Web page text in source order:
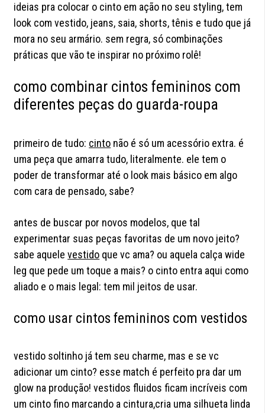
ideias pra colocar o cinto em ação no seu styling, tem
look com vestido, jeans, saia, shorts, tênis e tudo que já
mora no seu armário. sem regra, só combinações
práticas que vão te inspirar no próximo rolê!
como combinar cintos femininos com
diferentes peças do guarda-roupa
primeiro de tudo: cinto não é só um acessório extra. é
uma peça que amarra tudo, literalmente. ele tem o
poder de transformar até o look mais básico em algo
com cara de pensado, sabe?
antes de buscar por novos modelos, que tal
experimentar suas peças favoritas de um novo jeito?
sabe aquelevestido que vc ama? ou aquela calça wide
leg que pede um toque a mais? o cinto entra aqui como
aliado e o mais legal: tem mil jeitos de usar.
como usar cintos femininos com vestidos
vestido soltinho já tem seu charme, mas e se vc
adicionar um cinto? esse match é perfeito pra dar um
glow na produção! vestidos fluidos ficam incríveis com
um cinto fino marcando a cintura,cria uma silhueta linda